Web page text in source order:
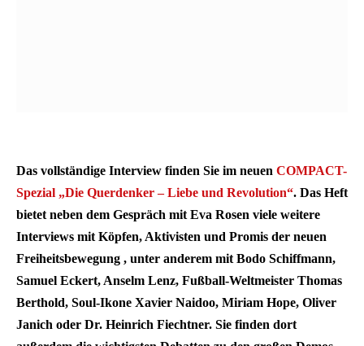
Das vollständige Interview finden Sie im neuen COMPACT-
Spezial „Die Querdenker – Liebe und Revolution“. Das Heft
bietet neben dem Gespräch mit Eva Rosen viele weitere
Interviews mit Köpfen, Aktivisten und Promis der neuen
Freiheitsbewegung , unter anderem mit Bodo Schiffmann,
Samuel Eckert, Anselm Lenz, Fußball-Weltmeister Thomas
Berthold, Soul-Ikone Xavier Naidoo, Miriam Hope, Oliver
Janich oder Dr. Heinrich Fiechtner. Sie finden dort